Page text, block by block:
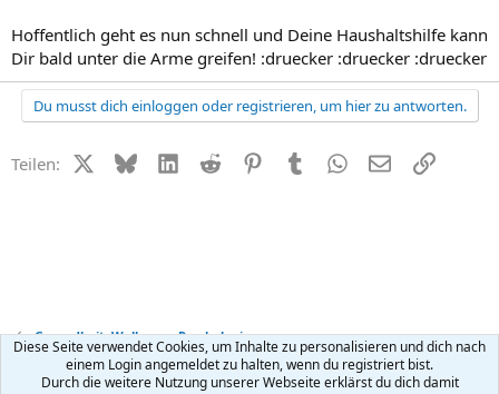
Hoffentlich geht es nun schnell und Deine Haushaltshilfe kann
Dir bald unter die Arme greifen! :druecker :druecker :druecker
Du musst dich einloggen oder registrieren, um hier zu antworten.
Teilen: X (Twitter)
BlueskyLinkedIn
Reddit PinterestTumblr WhatsApp
E-MailLink
Gesundheit, Wellness + Psychologie
Kontakt Nutzungsbedingungen Datenschutz Hilfe
R
Diese Seite verwendet Cookies, um Inhalte zu personalisieren und dich nach
einem Login angemeldet zu halten, wenn du registriert bist.
Durch die weitere Nutzung unserer Webseite erklärst du dich damit